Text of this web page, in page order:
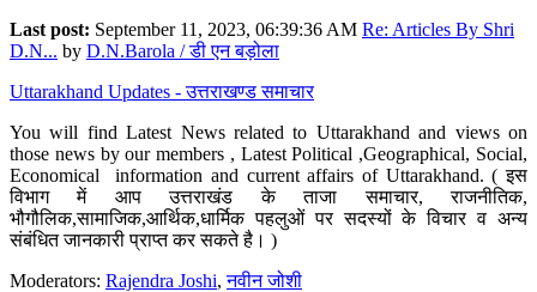
Last post: September 11, 2023, 06:39:36 AM Re: Articles By Shri
D.N... by D.N.Barola / डी एन बड़ोला
Uttarakhand Updates - उत्तराखण्ड समाचार
You will find Latest News related to Uttarakhand and views on
those news by our members , Latest Political ,Geographical, Social,
Economical information and current affairs of Uttarakhand. ( इस
विभाग में आप उत्तराखंड के ताजा समाचार, राजनीतिक,
भौगौलिक,सामाजिक,आर्थिक,धार्मिक पहलुओं पर सदस्यों के विचार व अन्य
संबंधित जानकारी प्राप्त कर सकते है। )
Moderators: Rajendra Joshi,नवीन जोशी